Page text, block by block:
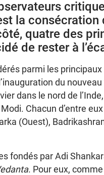
la consécration
quatre des
de rester à
parmi les
du
dans le nord de
Chacun d’entre
(Ouest),
fondés par Adi
. Pour eux,